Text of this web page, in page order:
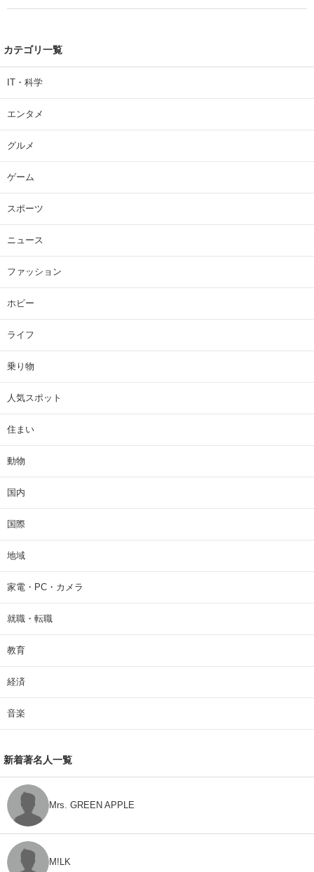
カテゴリ一覧
IT・科学
エンタメ
グルメ
ゲーム
スポーツ
ニュース
ファッション
ホビー
ライフ
乗り物
人気スポット
住まい
動物
国内
国際
地域
家電・PC・カメラ
就職・転職
教育
経済
音楽
新着著名人一覧
Mrs. GREEN APPLE
M!LK